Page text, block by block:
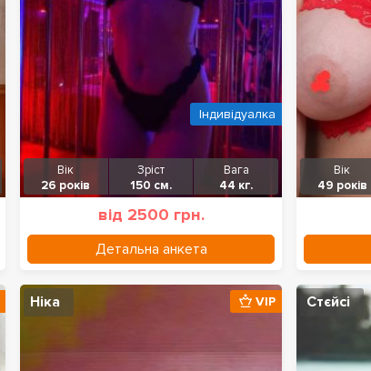
Вік
26 років
Зріст
150 см.
Вага
44 кг.
від 2500 грн.
Детальна анкета
Індивідуалка
Вік
49 років
Ніка VIP Стєйсі